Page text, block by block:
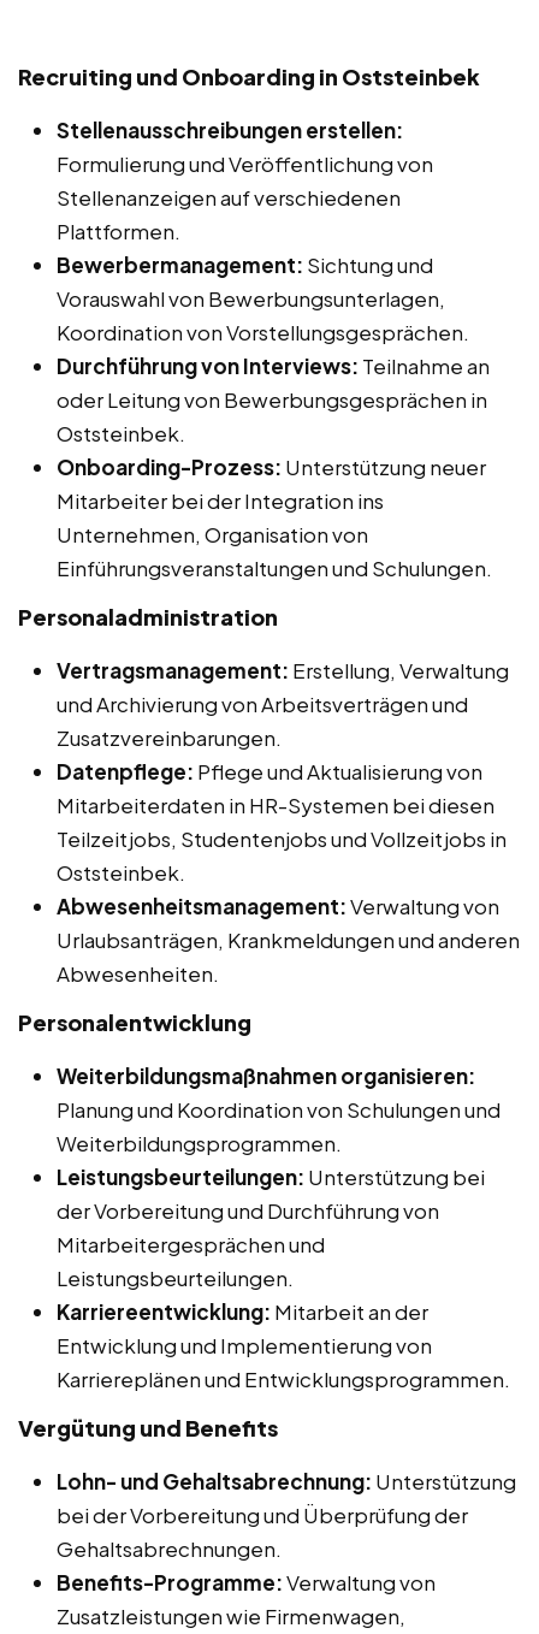
Recruiting und Onboarding in Oststeinbek
Stellenausschreibungen erstellen:
Formulierung und Veröffentlichung von
Stellenanzeigen auf verschiedenen
Plattformen.
Bewerbermanagement: Sichtung und
Vorauswahl von Bewerbungsunterlagen,
Koordination von Vorstellungsgesprächen.
Durchführung von Interviews: Teilnahme an
oder Leitung von Bewerbungsgesprächen in
Oststeinbek.
Onboarding-Prozess: Unterstützung neuer
Mitarbeiter bei der Integration ins
Unternehmen, Organisation von
Einführungsveranstaltungen und Schulungen.
Personaladministration
Vertragsmanagement: Erstellung, Verwaltung
und Archivierung von Arbeitsverträgen und
Zusatzvereinbarungen.
Datenpflege: Pflege und Aktualisierung von
Mitarbeiterdaten in HR-Systemen bei diesen
Teilzeitjobs, Studentenjobs und Vollzeitjobs in
Oststeinbek.
Abwesenheitsmanagement:Verwaltung von
Urlaubsanträgen, Krankmeldungen und anderen
Abwesenheiten.
Personalentwicklung
Weiterbildungsmaßnahmen organisieren:
Planung und Koordination von Schulungen und
Weiterbildungsprogrammen.
Leistungsbeurteilungen: Unterstützung bei
der Vorbereitung und Durchführung von
Mitarbeitergesprächen und
Leistungsbeurteilungen.
Karriereentwicklung: Mitarbeit an der
Entwicklung und Implementierung von
Karriereplänen und Entwicklungsprogrammen.
Vergütung und Benefits
Lohn- und Gehaltsabrechnung: Unterstützung
bei der Vorbereitung und Überprüfung der
Gehaltsabrechnungen.
Benefits-Programme:Verwaltung von
Zusatzleistungen wie Firmenwagen,